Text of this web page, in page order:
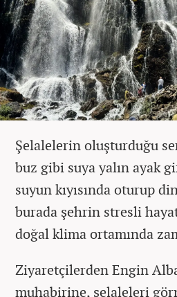
Şelalelerin oluşturduğu
buz gibi suya yalın ayak
suyun kıyısında oturup
burada şehrin stresli
doğal klima ortamında
Ziyaretçilerden Engin
muhabirine, şelaleleri